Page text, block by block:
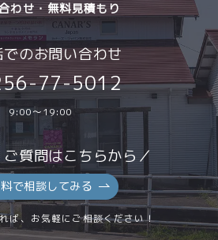
わせ・無料見積もり
のお問い合わせ
77-5012
9:00～19:00
ご質問はこちらから／
で相談してみる
ば、お気軽にご相談ください！